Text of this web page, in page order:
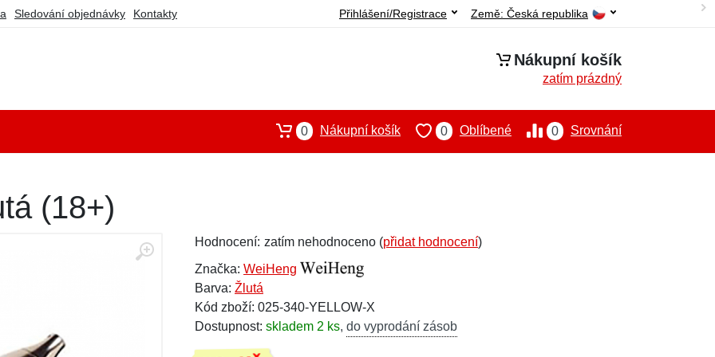
Sledování objednávky Kontakty Země: Česká republika
Přihlášení/Registrace
Nákupní košík
zatím prázdný
0 Srovnání
0 Oblíbené
0 Nákupní košík
(18+)
Hodnocení: zatím nehodnoceno (přidat hodnocení)
Značka: WeiHeng
Barva: Žlutá
Kód zboží: 025-340-YELLOW-X
Dostupnost: skladem 2 ks, do vyprodání zásob